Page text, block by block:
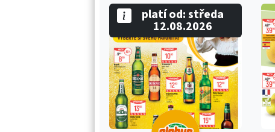
platí od: středa
12.08.2026